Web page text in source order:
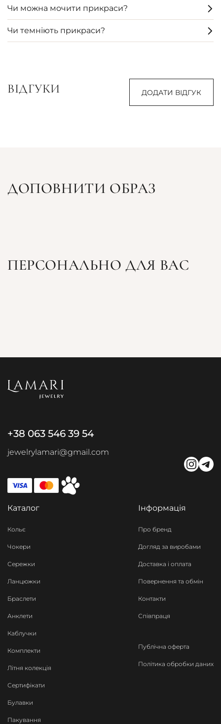
Чи можна мочити прикраси?
Чи темніють прикраси?
ВІДГУКИ ДОДАТИ ВІДГУК
ДОПОВНИТИ ОБРАЗ
ПЕРСОНАЛЬНО ДЛЯ ВАС
+38 063 546 39 54
jewelrylamari@gmail.com
Каталог
Кольє
Чокери
Сережки
Ланцюжки
Браслети
Анклети
Каблучки
Комплекти
Літня колекція
Сертифікати
Булавки
Пакування
Інформація
Про бренд
Догляд за виробами
Доставка і оплата
Повернення та обмін
Контакти
Співпраця
Публічна оферта
Політика обробки даних